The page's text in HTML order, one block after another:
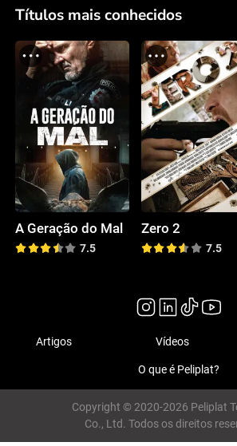
Títulos mais conhecidos
A Geração do Mal
7.5
Zero 2
7.5
Artigos Vídeos
O que é Peliplat?
Copyright © 2020-2026 Peliplat
Co., Ltd. Todos os direitos